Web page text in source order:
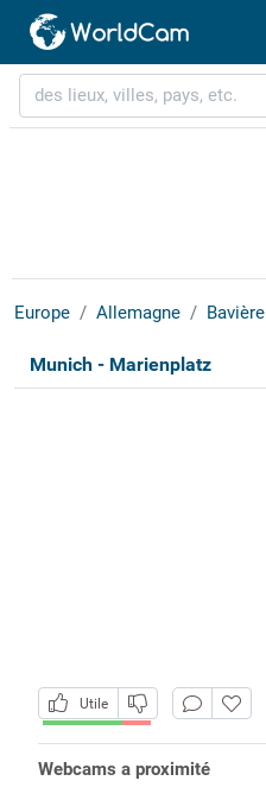
Europe Allemagne Bavière
Munich - Marienplatz
Utile
Webcams a proximité